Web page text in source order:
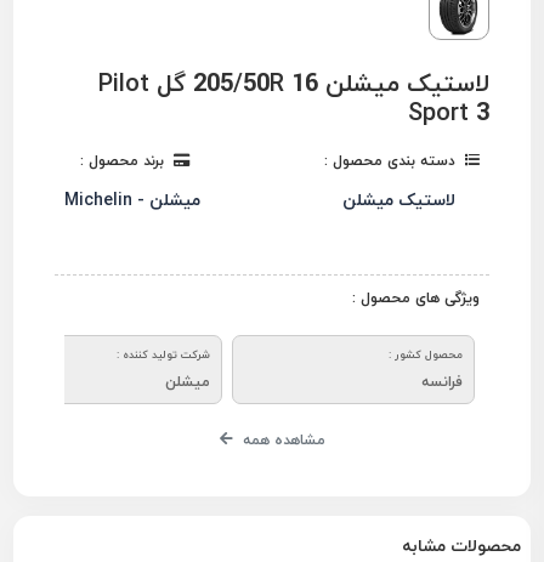
لاستیک میشلن 205/50R 16 گل Pilot
Sport 3
دسته بندی محصول :
لاستیک میشلن
برند محصول :
میشلن - Michelin
ویژگی های محصول :
محصول کشور :
فرانسه
شرکت تولید کننده :
میشلن
مشاهده همه
محصولات مشابه